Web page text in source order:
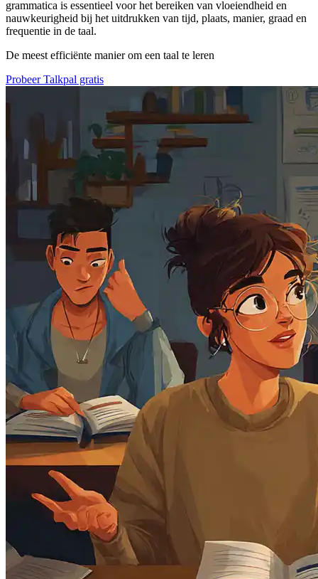
grammatica is essentieel voor het bereiken van vloeiendheid en
nauwkeurigheid bij het uitdrukken van tijd, plaats, manier, graad en
frequentie in de taal.
De meest efficiënte manier om een taal te leren
Probeer Talkpal gratis